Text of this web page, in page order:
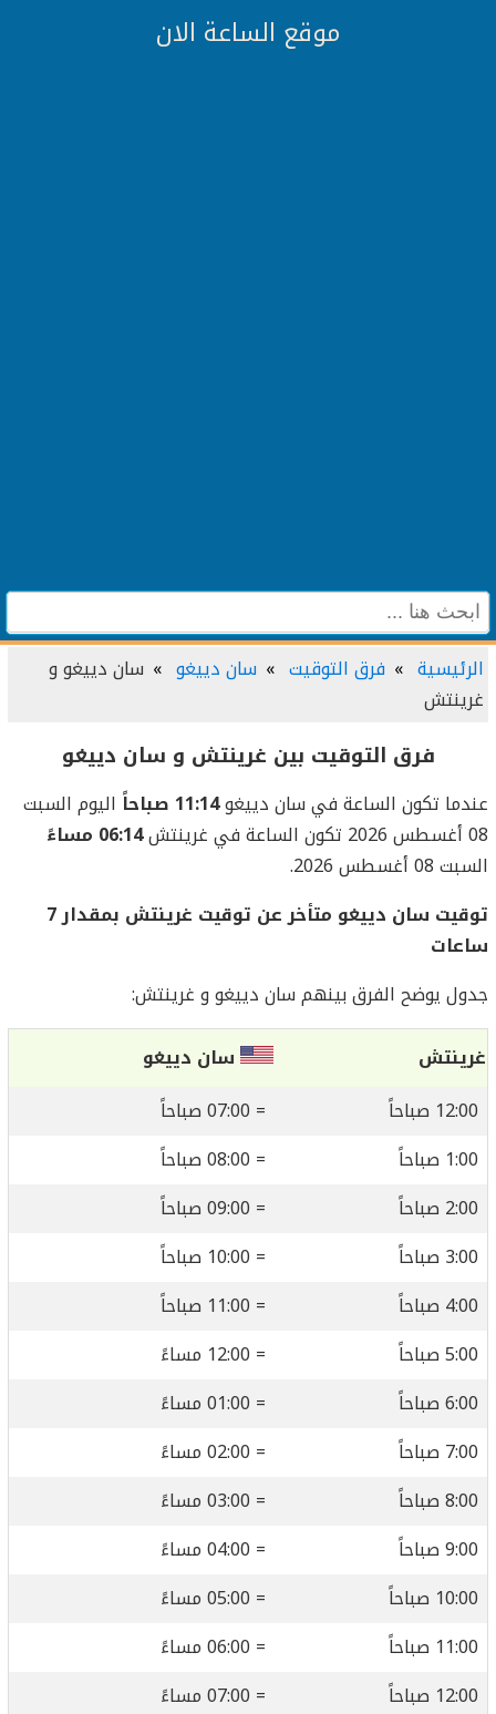
موقع الساعة الان
الرئيسية فرق التوقيت سان دييغو
سان دييغو و
غرينتش
فرق التوقيت بين غرينتش و سان دييغو
عندما تكون الساعة في سان دييغو11:14 صباحاً
اليوم السبت
08 أغسطس 2026 تكون الساعة في غرينتش
06:14 مساءً
السبت 08 أغسطس 2026.
توقيت سان دييغو متأخر عن توقيت غرينتش بمقدار 7
ساعات
جدول يوضح الفرق بينهم سان دييغو و غرينتش:
غرينتش
سان دييغو
12:00 صباحاً
= 07:00 صباحاً
1:00 صباحاً
= 08:00 صباحاً
2:00 صباحاً
= 09:00 صباحاً
3:00 صباحاً
= 10:00 صباحاً
4:00 صباحاً
= 11:00 صباحاً
5:00 صباحاً
= 12:00 مساءً
6:00 صباحاً
= 01:00 مساءً
7:00 صباحاً
= 02:00 مساءً
8:00 صباحاً
= 03:00 مساءً
9:00 صباحاً
= 04:00 مساءً
10:00 صباحاً
= 05:00 مساءً
11:00 صباحاً
= 06:00 مساءً
12:00 صباحاً
= 07:00 مساءً